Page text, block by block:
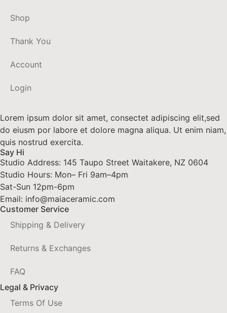
Shop
Thank You
Account
Login
Lorem ipsum dolor sit amet, consectet adipiscing elit,sed
do eiusm por labore et dolore magna aliqua. Ut enim niam,
quis nostrud exercita.
Say Hi
Studio Address: 145 Taupo Street Waitakere, NZ 0604
Studio Hours: Mon– Fri 9am–4pm
Sat-Sun 12pm-6pm
Email: info@maiaceramic.com
Customer Service
Shipping & Delivery
Returns & Exchanges
FAQ
Legal & Privacy
Terms Of Use